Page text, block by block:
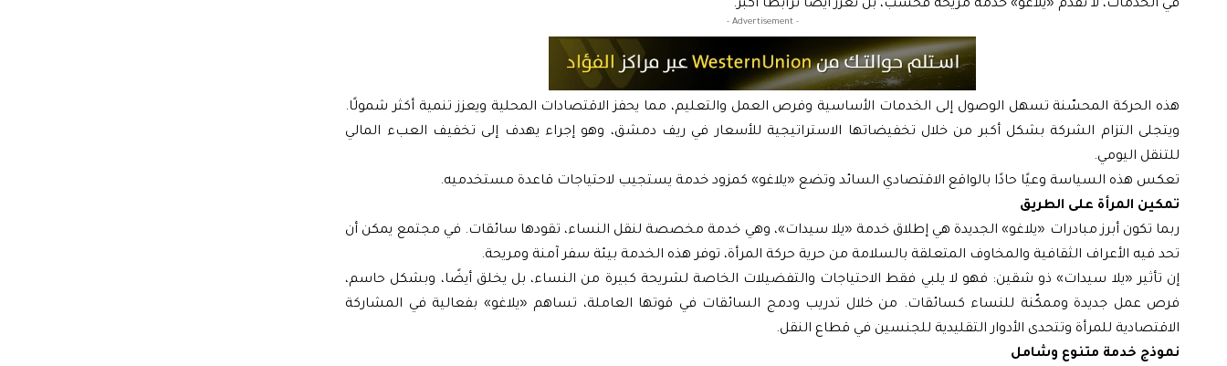
في الخدمات، لا تقدم «يلاغو» خدمة مريحة فحسب، بل تعزز أيضًا ترابطًا أكبر.
- Advertisement -
هذه الحركة المحسّنة تسهل الوصول إلى الخدمات الأساسية وفرص العمل والتعليم، مما يحفز الاقتصادات المحلية ويعزز تنمية أكثر شمولًا.
ويتجلى التزام الشركة بشكل أكبر من خلال تخفيضاتها الاستراتيجية للأسعار في ريف دمشق، وهو إجراء يهدف إلى تخفيف العبء المالي
للتنقل اليومي.
تعكس هذه السياسة وعيًا حادًا بالواقع الاقتصادي السائد وتضع «يلاغو» كمزود خدمة يستجيب لاحتياجات قاعدة مستخدميه.
تمكين المرأة على الطريق
ربما تكون أبرز مبادرات «يلاغو» الجديدة هي إطلاق خدمة «يلا سيدات»، وهي خدمة مخصصة لنقل النساء، تقودها سائقات. في مجتمع يمكن أن
تحد فيه الأعراف الثقافية والمخاوف المتعلقة بالسلامة من حرية حركة المرأة، توفر هذه الخدمة بيئة سفر آمنة ومريحة.
إن تأثير «يلا سيدات» ذو شقين: فهو لا يلبي فقط الاحتياجات والتفضيلات الخاصة لشريحة كبيرة من النساء، بل يخلق أيضًا، وبشكل حاسم،
فرص عمل جديدة وممكّنة للنساء كسائقات. من خلال تدريب ودمج السائقات في قوتها العاملة، تساهم «يلاغو» بفعالية في المشاركة
الاقتصادية للمرأة وتتحدى الأدوار التقليدية للجنسين في قطاع النقل.
نموذج خدمة متنوع وشامل